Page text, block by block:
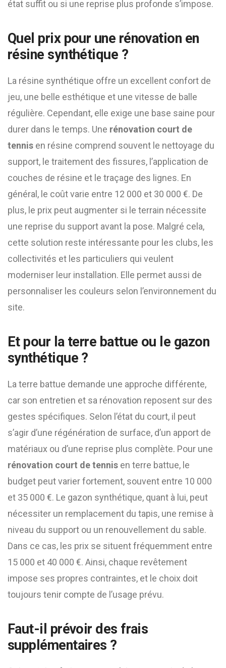
état suffit ou si une reprise plus profonde s’impose.
Quel prix pour une rénovation en
résine synthétique ?
La résine synthétique offre un excellent confort de
jeu, une belle esthétique et une vitesse de balle
régulière. Cependant, elle exige une base saine pour
durer dans le temps. Une rénovation court de
tennis en résine comprend souvent le nettoyage du
support, le traitement des fissures, l’application de
couches de résine et le traçage des lignes. En
général, le coût varie entre 12 000 et 30 000 €. De
plus, le prix peut augmenter si le terrain nécessite
une reprise du support avant la pose. Malgré cela,
cette solution reste intéressante pour les clubs, les
collectivités et les particuliers qui veulent
moderniser leur installation. Elle permet aussi de
personnaliser les couleurs selon l’environnement du
site.
Et pour la terre battue ou le gazon
synthétique ?
La terre battue demande une approche différente,
car son entretien et sa rénovation reposent sur des
gestes spécifiques. Selon l’état du court, il peut
s’agir d’une régénération de surface, d’un apport de
matériaux ou d’une reprise plus complète. Pour une
rénovation court de tennis en terre battue, le
budget peut varier fortement, souvent entre 10 000
et 35 000 €. Le gazon synthétique, quant à lui, peut
nécessiter un remplacement du tapis, une remise à
niveau du support ou un renouvellement du sable.
Dans ce cas, les prix se situent fréquemment entre
15 000 et 40 000 €. Ainsi, chaque revêtement
impose ses propres contraintes, et le choix doit
toujours tenir compte de l’usage prévu.
Faut-il prévoir des frais
supplémentaires ?